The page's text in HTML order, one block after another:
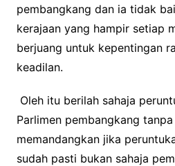
pembangkang dan ia tidak
kerajaan yang hampir setiap
berjuang untuk kepentingan
keadilan.
Oleh itu berilah sahaja
Parlimen pembangkang
memandangkan jika
sudah pasti bukan sahaja